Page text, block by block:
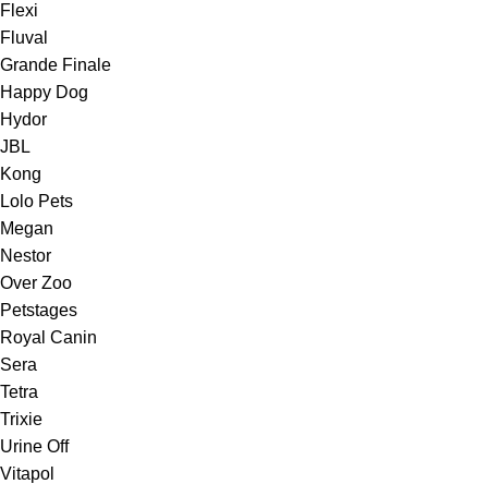
Flexi
Fluval
Grande Finale
Happy Dog
Hydor
JBL
Kong
Lolo Pets
Megan
Nestor
Over Zoo
Petstages
Royal Canin
Sera
Tetra
Trixie
Urine Off
Vitapol